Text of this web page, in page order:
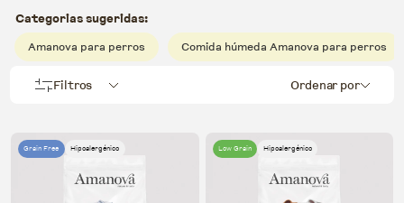
Categorias sugeridas:
Amanova para perros Comida húmeda Amanova para perros
Filtros Ordenar por
Hipoalergénico
Grain Free Low Grain Hipoalergénico